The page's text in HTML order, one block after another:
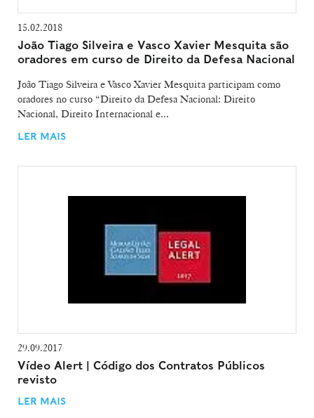
15.02.2018
João Tiago Silveira e Vasco Xavier Mesquita são
oradores em curso de Direito da Defesa Nacional
João Tiago Silveira e Vasco Xavier Mesquita participam como
oradores no curso “Direito da Defesa Nacional: Direito
Nacional, Direito Internacional e...
LER MAIS
29.09.2017
Vídeo Alert | Código dos Contratos Públicos
revisto
LER MAIS